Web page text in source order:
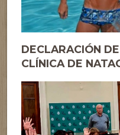
DECLARACIÓN
CLÍNICA DE